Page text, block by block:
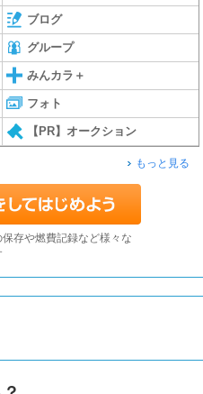
ブログ
グループ
みんカラ＋
フォト
【PR】オークション
もっと見る
存や燃費記録など様々な